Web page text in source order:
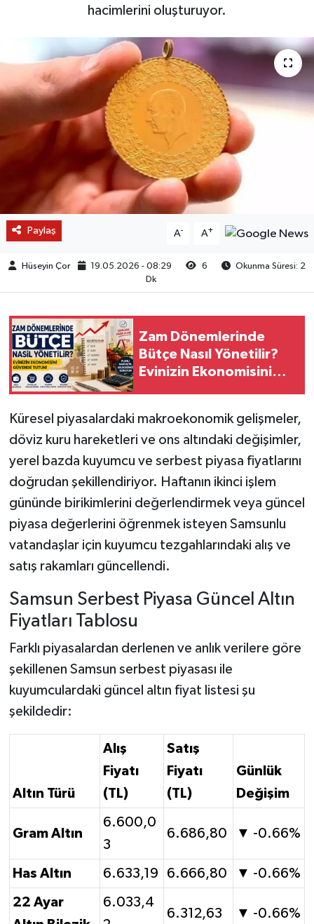
hacimlerini oluşturuyor.
Paylaş A- A+
Hüseyin Çor 19.05.2026 - 08:29 6
Okunma Süresi: 2
Dk
Zam Dönemlerinde
Bütçe Nasıl Yönetilir?
Evinizin Ekonomisini
Küresel piyasalardaki makroekonomik gelişmeler,
döviz kuru hareketleri ve ons altındaki değişimler,
yerel bazda kuyumcu ve serbest piyasa fiyatlarını
doğrudan şekillendiriyor. Haftanın ikinci işlem
gününde birikimlerini değerlendirmek veya güncel
piyasa değerlerini öğrenmek isteyen Samsunlu
vatandaşlar için kuyumcu tezgahlarındaki alış ve
satış rakamları güncellendi.
Samsun Serbest Piyasa Güncel Altın
Fiyatları Tablosu
Farklı piyasalardan derlenen ve anlık verilere göre
şekillenen Samsun serbest piyasası ile
kuyumculardaki güncel altın fiyat listesi şu
şekildedir:
Altın Türü
Alış
Fiyatı
(TL)
Satış
Fiyatı
(TL)
Günlük
Değişim
Gram Altın
6.600,0
3
6.686,80 ▼ -0.66%
Has Altın 6.633,19 6.666,80 ▼ -0.66%
22 Ayar
6.033,4
6.312,63 ▼ -0.66%